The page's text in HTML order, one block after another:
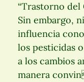
“Trastorno del
Sin embargo,
influencia
los pesticidas
a los cambios
manera